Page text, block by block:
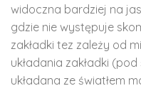
widoczna bardziej na
gdzie nie występuje
zakładki tez zależy od
układania zakładki
układana ze światłem